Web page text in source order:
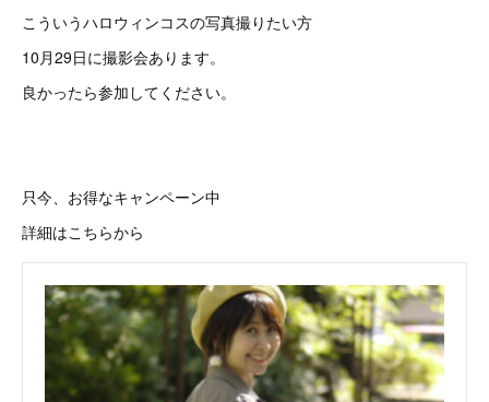
こういうハロウィンコスの写真撮りたい方
10月29日に撮影会あります。
良かったら参加してください。
只今、お得なキャンペーン中
詳細はこちらから